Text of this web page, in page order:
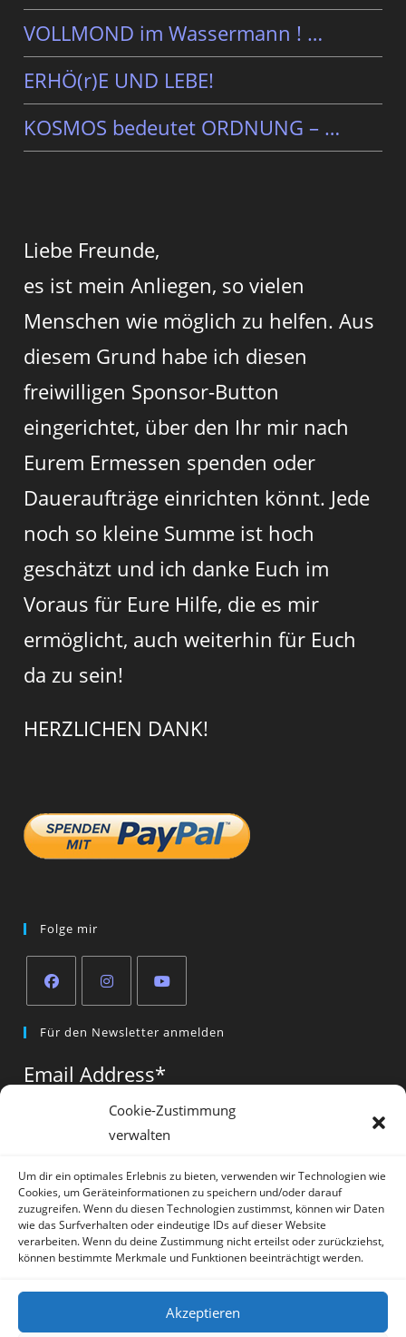
Cookie-Zustimmung
verwalten
Um dir ein optimales Erlebnis zu bieten, verwenden wir Technologien wie
Cookies, um Geräteinformationen zu speichern und/oder darauf
zuzugreifen. Wenn du diesen Technologien zustimmst, können wir Daten
wie das Surfverhalten oder eindeutige IDs auf dieser Website
verarbeiten. Wenn du deine Zustimmung nicht erteilst oder zurückziehst,
können bestimmte Merkmale und Funktionen beeinträchtigt werden.
Akzeptieren
VOLLMOND im Wassermann ! …
ERHÖ(r)E UND LEBE!
KOSMOS bedeutet ORDNUNG – …
Liebe Freunde,
es ist mein Anliegen, so vielen
Menschen wie möglich zu helfen. Aus
diesem Grund habe ich diesen
freiwilligen Sponsor-Button
eingerichtet, über den Ihr mir nach
Eurem Ermessen spenden oder
Daueraufträge einrichten könnt. Jede
noch so kleine Summe ist hoch
geschätzt und ich danke Euch im
Voraus für Eure Hilfe, die es mir
ermöglicht, auch weiterhin für Euch
da zu sein!
HERZLICHEN DANK!
Folge mir
in
new
in
new
in
new
tab
Für den Newsletter anmelden
Email Address*
Vorname*